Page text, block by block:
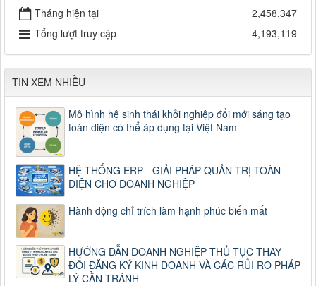
Tháng hiện tại
2,458,347
Tổng lượt truy cập
4,193,119
TIN XEM NHIỀU
Mô hình hệ sinh thái khởi nghiệp đổi mới sáng tạo
toàn diện có thể áp dụng tại Việt Nam
HỆ THỐNG ERP - GIẢI PHÁP QUẢN TRỊ TOÀN
DIỆN CHO DOANH NGHIỆP
Hành động chỉ trích làm hạnh phúc biến mất
HƯỚNG DẪN DOANH NGHIỆP THỦ TỤC THAY
ĐỔI ĐĂNG KÝ KINH DOANH VÀ CÁC RỦI RO PHÁP
LÝ CẦN TRÁNH